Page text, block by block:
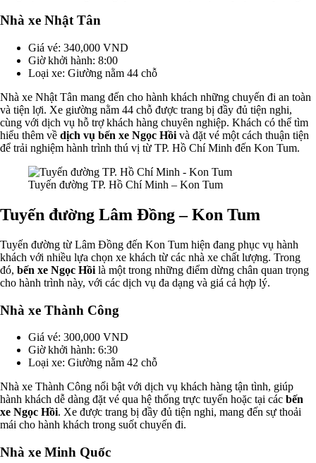
Nhà xe Nhật Tân
Giá vé: 340,000 VND
Giờ khởi hành: 8:00
Loại xe: Giường nằm 44 chỗ
Nhà xe Nhật Tân mang đến cho hành khách những chuyến đi an toàn
và tiện lợi. Xe giường nằm 44 chỗ được trang bị đầy đủ tiện nghi,
cùng với dịch vụ hỗ trợ khách hàng chuyên nghiệp. Khách có thể tìm
hiểu thêm về dịch vụ bến xe Ngọc Hồi và đặt vé một cách thuận tiện
để trải nghiệm hành trình thú vị từ TP. Hồ Chí Minh đến Kon Tum.
Tuyến đường TP. Hồ Chí Minh – Kon Tum
Tuyến đường Lâm Đồng – Kon Tum
Tuyến đường từ Lâm Đồng đến Kon Tum hiện đang phục vụ hành
khách với nhiều lựa chọn xe khách từ các nhà xe chất lượng. Trong
đó, bến xe Ngọc Hồi là một trong những điểm dừng chân quan trọng
cho hành trình này, với các dịch vụ đa dạng và giá cả hợp lý.
Nhà xe Thành Công
Giá vé: 300,000 VND
Giờ khởi hành: 6:30
Loại xe: Giường nằm 42 chỗ
Nhà xe Thành Công nổi bật với dịch vụ khách hàng tận tình, giúp
hành khách dễ dàng đặt vé qua hệ thống trực tuyến hoặc tại các bến
xe Ngọc Hồi. Xe được trang bị đầy đủ tiện nghi, mang đến sự thoải
mái cho hành khách trong suốt chuyến đi.
Nhà xe Minh Quốc